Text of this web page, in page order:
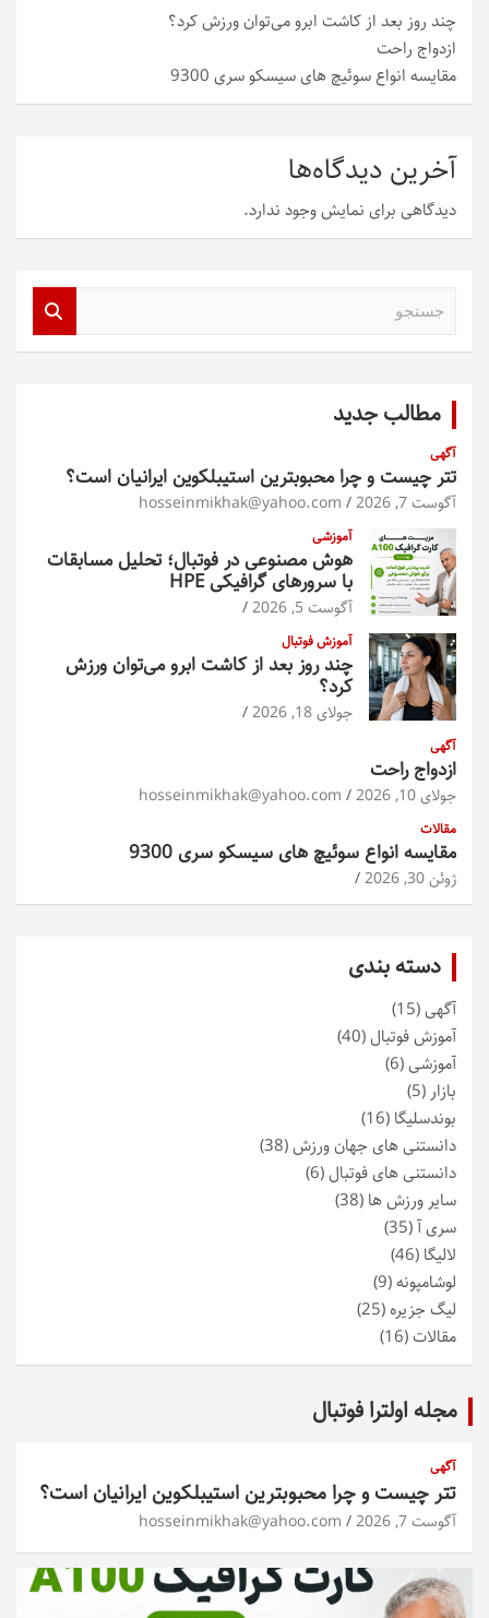
چند روز بعد از کاشت ابرو می‌توان ورزش کرد؟
ازدواج راحت
مقایسه انواع سوئیچ های سیسکو سری 9300
آخرین دیدگاه‌ها
دیدگاهی برای نمایش وجود ندارد.
مطالب جدید
آگهی
تتر چیست و چرا محبوبترین استیبلکوین ایرانیان است؟
آگوست 7, 2026 hosseinmikhak@yahoo.com
آموزشی
هوش مصنوعی در فوتبال؛ تحلیل مسابقات
با سرورهای گرافیکی HPE
آگوست 5, 2026
آموزش فوتبال
چند روز بعد از کاشت ابرو می‌توان ورزش
کرد؟
جولای 18, 2026
آگهی
ازدواج راحت
جولای 10, 2026 hosseinmikhak@yahoo.com
مقالات
مقایسه انواع سوئیچ های سیسکو سری 9300
ژوئن 30, 2026
دسته بندی
آگهی(15)
آموزش فوتبال(40)
آموزشی(6)
بازار (5)
بوندسلیگا (16)
دانستنی های جهان ورزش(38)
دانستنی های فوتبال(6)
سایر ورزش ها (38)
سری آ(35)
لالیگا (46)
لوشامپونه(9)
لیگ جزیره(25)
مقالات(16)
مجله اولترا فوتبال
آگهی
تتر چیست و چرا محبوبترین استیبلکوین ایرانیان است؟
آگوست 7, 2026 hosseinmikhak@yahoo.com